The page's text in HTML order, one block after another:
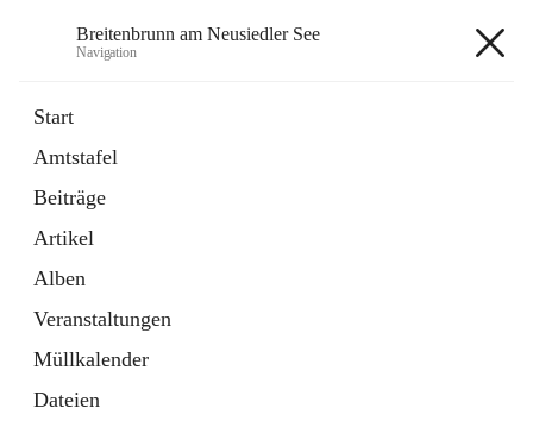
Breitenbrunn am Neusiedler See
Navigation
Start
Amtstafel
Beiträge
Artikel
Alben
Veranstaltungen
Müllkalender
Dateien
18 Schnellzugriffe
Gemeindeservice